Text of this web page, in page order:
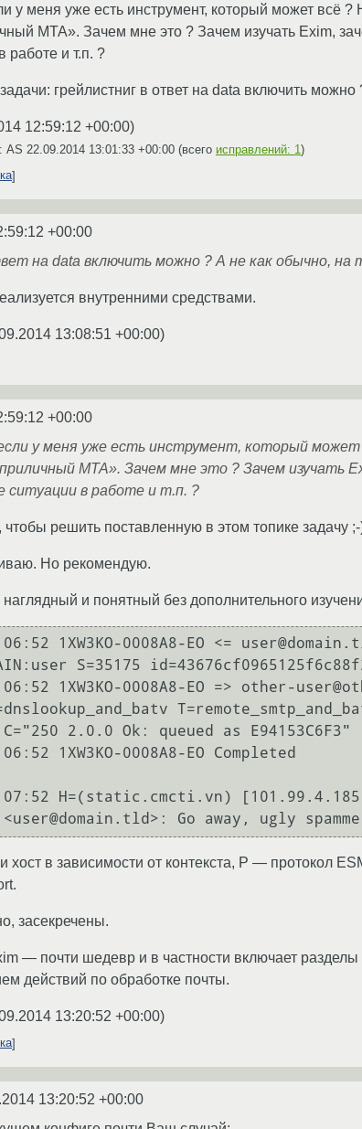
у меня уже есть инструмент, который может всё
MTA». Зачем мне это ? Зачем изучать Exim,
работе и т.п. ?
грейлистниг в ответ на data включить
12:59:12 +00:00)
AS 22.09.2014 13:01:33 +00:00 (всего исправлений: 1 )
+00:00
на data включить можно ? А не как обычно, на
внутренними средствами.
13:08:51 +00:00)
+00:00
у меня уже есть инструмент, который
MTA». Зачем мне это ? Зачем изучать
ситуации в работе и т.п. ?
чтобы решить поставленную в этом топике задачу
Но рекомендую.
и понятный без дополнительного
1XW3KO-0008A8-EO <=
S=35175
1XW3KO-0008A8-EO => other-
2.0.0 Ok: queued as E94153C6F3"
1XW3KO-0008A8-EO Completed
H=(static.cmcti.vn) [101.99.4.185]
хост в зависимости от контекста, P — протокол
засекречены.
— почти шедевр и в частности включает
действий по обработке почты.
13:20:52 +00:00)
13:20:52 +00:00